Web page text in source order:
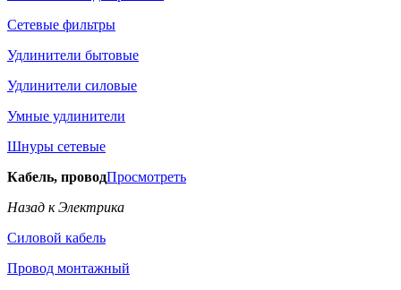
Сетевые фильтры
Удлинители бытовые
Удлинители силовые
Умные удлинители
Шнуры сетевые
Кабель, проводПросмотреть
Назад к Электрика
Силовой кабель
Провод монтажный